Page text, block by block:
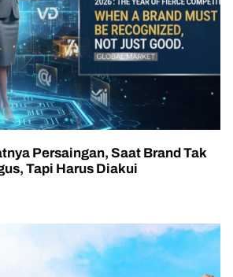
Persaingan, Saat Brand Tak
Tapi Harus Diakui